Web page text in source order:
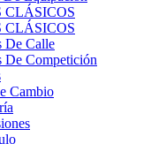
De Calle
De Competición
Cambio